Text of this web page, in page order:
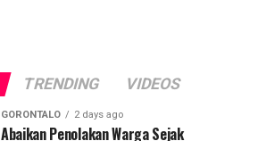
TRENDING VIDEOS
GORONTALO 2 days ago
Abaikan Penolakan Warga Sejak